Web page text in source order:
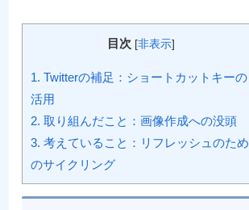
目次 [非表示]
1. Twitterの補足：ショートカットキーの
活用
2. 取り組んだこと：画像作成への没頭
3. 考えていること：リフレッシュのため
のサイクリング